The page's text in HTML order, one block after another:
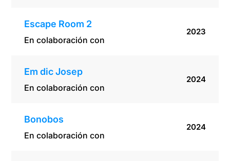
Escape Room 2
En colaboración con
2023
Em dic Josep
En colaboración con
2024
Bonobos
En colaboración con
2024